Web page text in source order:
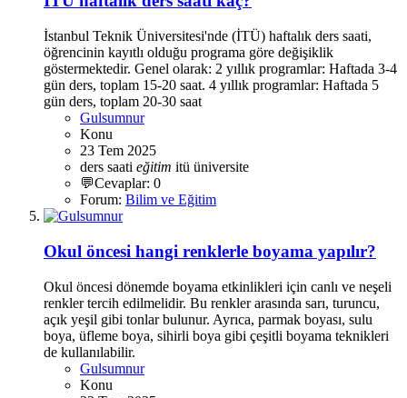
İstanbul Teknik Üniversitesi'nde (İTÜ) haftalık ders saati,
öğrencinin kayıtlı olduğu programa göre değişiklik
göstermektedir. Genel olarak: 2 yıllık programlar: Haftada 3-4
gün ders, toplam 15-20 saat. 4 yıllık programlar: Haftada 5
gün ders, toplam 20-30 saat
Gulsumnur
Konu
23 Tem 2025
ders saati eğitim itü üniversite
💬Cevaplar: 0
Forum: Bilim ve Eğitim
Okul öncesi hangi renklerle boyama yapılır?
Okul öncesi dönemde boyama etkinlikleri için canlı ve neşeli
renkler tercih edilmelidir. Bu renkler arasında sarı, turuncu,
açık yeşil gibi tonlar bulunur. Ayrıca, parmak boyası, sulu
boya, üfleme boya, sihirli boya gibi çeşitli boyama teknikleri
de kullanılabilir.
Gulsumnur
Konu